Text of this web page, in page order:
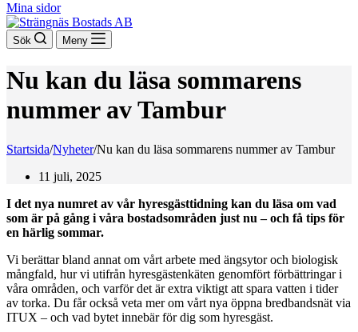
Mina sidor
Sök Meny
Nu kan du läsa sommarens
nummer av Tambur
Startsida/Nyheter/Nu kan du läsa sommarens nummer av Tambur
11 juli, 2025
I det nya numret av vår hyresgästtidning kan du läsa om vad
som är på gång i våra bostadsområden just nu – och få tips för
en härlig sommar.
Vi berättar bland annat om vårt arbete med ängsytor och biologisk
mångfald, hur vi utifrån hyresgästenkäten genomfört förbättringar i
våra områden, och varför det är extra viktigt att spara vatten i tider
av torka. Du får också veta mer om vårt nya öppna bredbandsnät via
ITUX – och vad bytet innebär för dig som hyresgäst.